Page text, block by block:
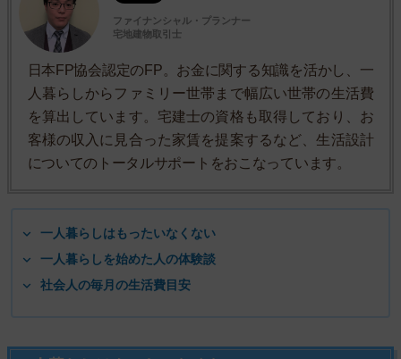
ファイナンシャル・プランナー
宅地建物取引士
日本FP協会認定のFP。お金に関する知識を活かし、一
人暮らしからファミリー世帯まで幅広い世帯の生活費
を算出しています。宅建士の資格も取得しており、お
客様の収入に見合った家賃を提案するなど、生活設計
についてのトータルサポートをおこなっています。
一人暮らしはもったいなくない
一人暮らしを始めた人の体験談
社会人の毎月の生活費目安